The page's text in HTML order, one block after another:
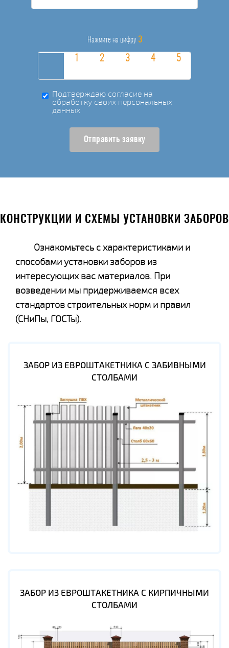
Нажмите на цифру 3
Подтверждаю согласие на
обработку своих персональных
данных
Отправить заявку
КОНСТРУКЦИИ И СХЕМЫ УСТАНОВКИ ЗАБОРОВ
Ознакомьтесь с характеристиками и
способами установки заборов из
интересующих вас материалов. При
возведении мы придерживаемся всех
стандартов строительных норм и правил
(СНиПы, ГОСТы).
ЗАБОР ИЗ ЕВРОШТАКЕТНИКА С ЗАБИВНЫМИ
СТОЛБАМИ
ЗАБОР ИЗ ЕВРОШТАКЕТНИКА С КИРПИЧНЫМИ
СТОЛБАМИ